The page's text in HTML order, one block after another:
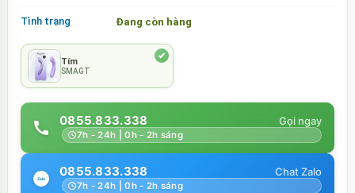
Tình trạng Đang còn hàng
Tím
SMAGT
0855.833.338
7h - 24h | 0h - 2h sáng
0855.833.338
7h - 24h | 0h - 2h sáng